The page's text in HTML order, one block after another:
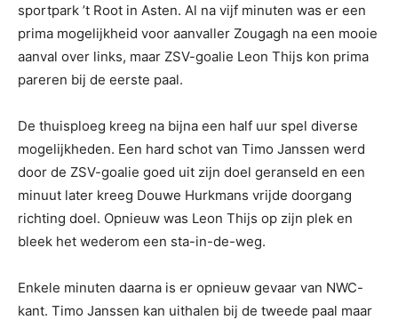
sportpark ’t Root in Asten. Al na vijf minuten was er een
prima mogelijkheid voor aanvaller Zougagh na een mooie
aanval over links, maar ZSV-goalie Leon Thijs kon prima
pareren bij de eerste paal.
De thuisploeg kreeg na bijna een half uur spel diverse
mogelijkheden. Een hard schot van Timo Janssen werd
door de ZSV-goalie goed uit zijn doel geranseld en een
minuut later kreeg Douwe Hurkmans vrijde doorgang
richting doel. Opnieuw was Leon Thijs op zijn plek en
bleek het wederom een sta-in-de-weg.
Enkele minuten daarna is er opnieuw gevaar van NWC-
kant. Timo Janssen kan uithalen bij de tweede paal maar